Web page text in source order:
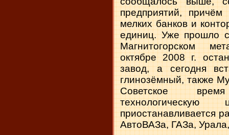
предприятий,
мелких банков и
единиц. Уже прошло
Магнитогорском
октябре 2008 г.
завод, а сегодня
глинозёмный, также
Советское
приостанавливается
АвтоВАЗа, ГАЗа,